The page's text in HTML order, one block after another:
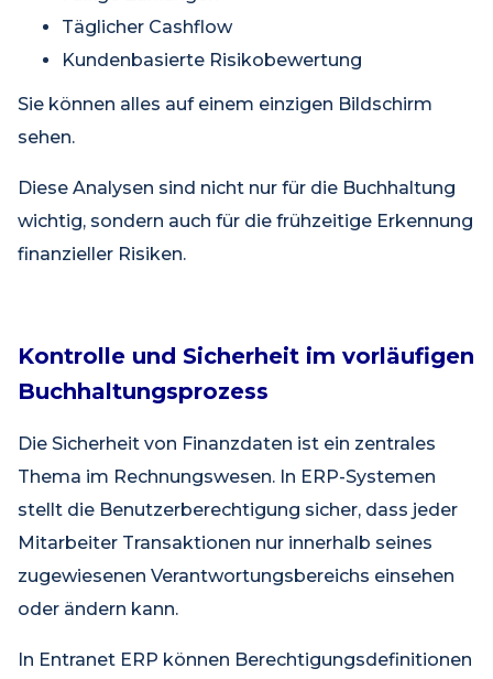
Täglicher Cashflow
Kundenbasierte Risikobewertung
Sie können alles auf einem einzigen Bildschirm
sehen.
Diese Analysen sind nicht nur für die Buchhaltung
wichtig, sondern auch für die frühzeitige Erkennung
finanzieller Risiken.
Kontrolle und Sicherheit im vorläufigen
Buchhaltungsprozess
Die Sicherheit von Finanzdaten ist ein zentrales
Thema im Rechnungswesen. In ERP-Systemen
stellt die Benutzerberechtigung sicher, dass jeder
Mitarbeiter Transaktionen nur innerhalb seines
zugewiesenen Verantwortungsbereichs einsehen
oder ändern kann.
In Entranet ERP können Berechtigungsdefinitionen